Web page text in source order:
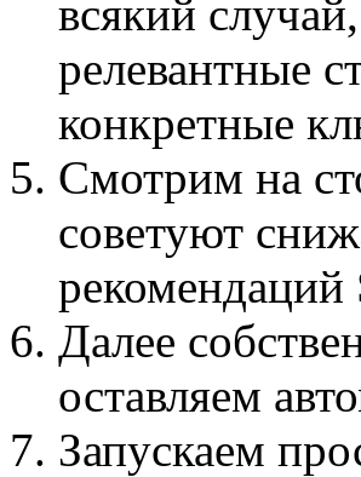
всякий
релевантные
конкретные
Смотрим на
советуют
рекомендаций
Далее
оставляем
Запускаем